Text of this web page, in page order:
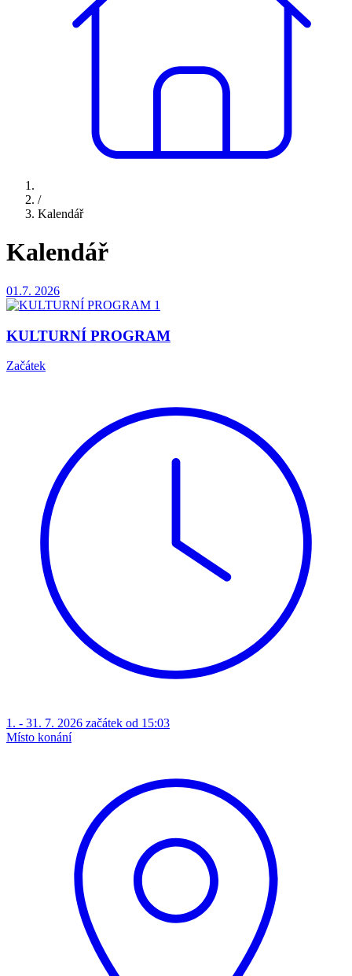
/
Kalendář
Kalendář
01.7. 2026
KULTURNÍ PROGRAM
Začátek
1. - 31. 7. 2026 začátek od 15:03
Místo konání